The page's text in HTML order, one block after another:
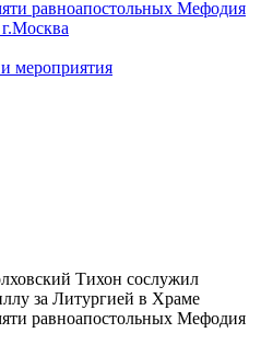
мероприятия
Тихон сослужил
за Литургией в Храме
равноапостольных Мефодия